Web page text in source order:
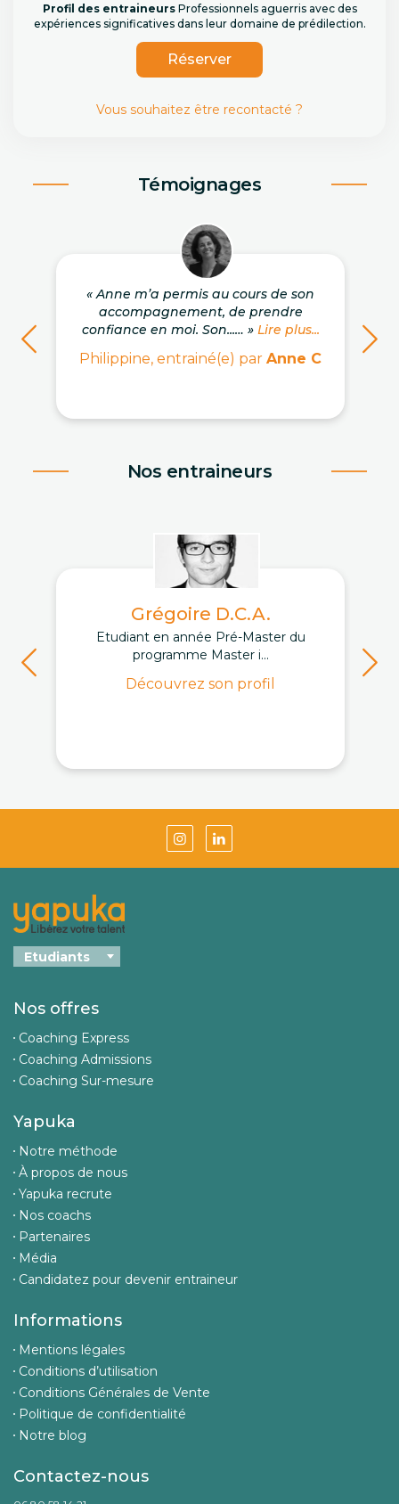
Profil des entraineursProfessionnels aguerris avec des
expériences significatives dans leur domaine de prédilection.
Réserver
Vous souhaitez être recontacté ?
Témoignages
« Anne m’a permis au cours de son
accompagnement, de prendre
confiance en moi. Son...… » Lire plus...
Philippine, entrainé(e) par Anne C
Nos entraineurs
Grégoire D.C.A.
Etudiant en année Pré-Master du
programme Master i...
Découvrez son profil
Nos offres
Coaching Express
Coaching Admissions
Coaching Sur-mesure
Yapuka
Notre méthode
À propos de nous
Yapuka recrute
Nos coachs
Partenaires
Média
Candidatez pour devenir entraineur
Informations
Mentions légales
Conditions d’utilisation
Conditions Générales de Vente
Politique de confidentialité
Notre blog
Contactez-nous